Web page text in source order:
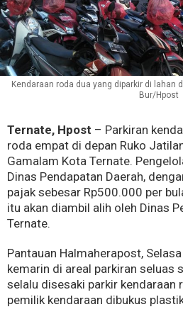
Kendaraan roda dua yang diparkir di lahan
Bur/Hpost
Ternate, Hpost – Parkiran
roda empat di depan Ruko
Gamalam Kota Ternate.
Dinas Pendapatan Daerah,
pajak sebesar Rp500.000 per
itu akan diambil alih oleh Dinas
Ternate.
Pantauan Halmaherapost,
kemarin di areal parkiran seluas
selalu disesaki parkir kendaraan
pemilik kendaraan dibukus